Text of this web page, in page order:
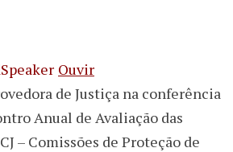
Ouvir
de Justiça na conferência
Anual de Avaliação das
– Comissões de Proteção de